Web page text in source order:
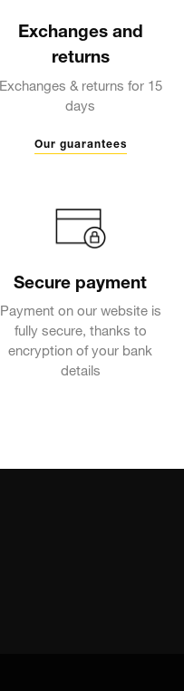
Exchanges and
returns
Exchanges & returns for 15
days
Our guarantees
Secure payment
Payment on our website is
fully secure, thanks to
encryption of your bank
details